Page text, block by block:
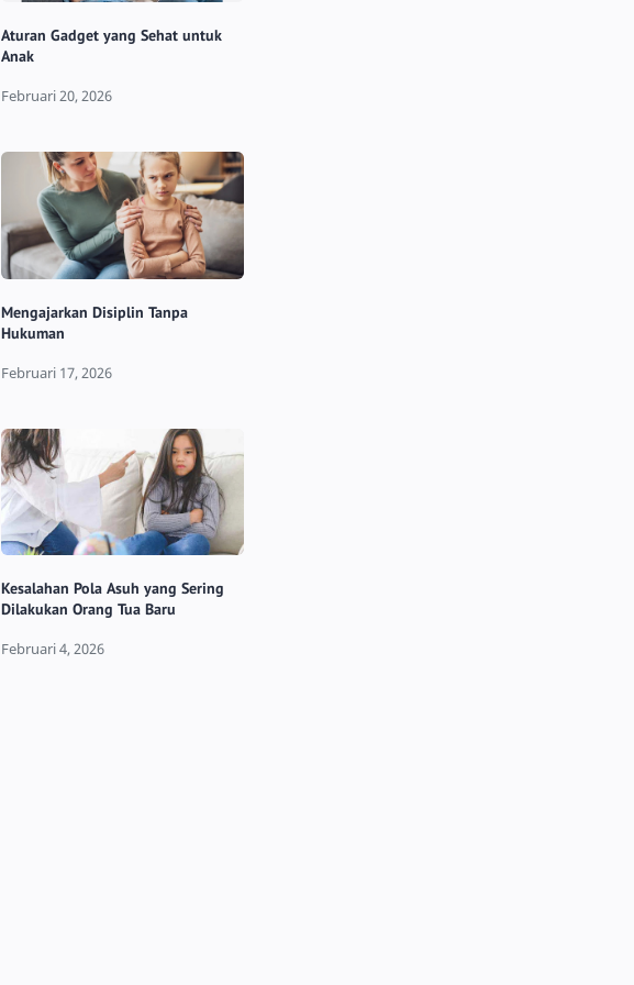
Aturan Gadget yang Sehat untuk
Anak
Mengajarkan Disiplin Tanpa
Hukuman
Kesalahan Pola Asuh yang Sering
Dilakukan Orang Tua Baru